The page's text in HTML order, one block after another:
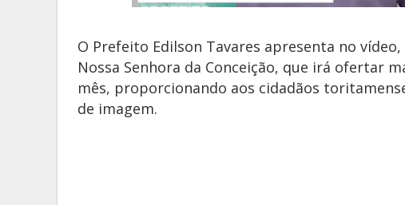
O Prefeito Edilson Tavares apresenta no
Nossa Senhora da Conceição, que irá ofertar
mês, proporcionando aos cidadãos
de imagem.